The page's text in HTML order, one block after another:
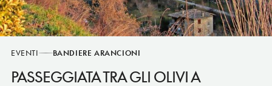
EVENTI BANDIERE ARANCIONI
PASSEGGIATA TRA GLI OLIVI A